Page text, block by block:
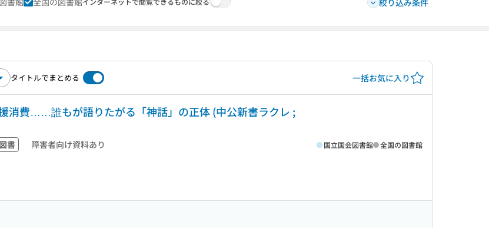
タイトルでまとめる 一括お気に入り
消費……誰もが語りたがる「神話」の正体 (中公新書ラクレ ;
図書 障害者向け資料あり 国立国会図書館 全国の図書館